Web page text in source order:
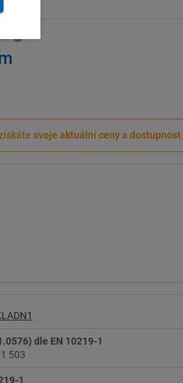
kg
svoje aktuální cenya dostupnost
dle EN 10219-1
503
1